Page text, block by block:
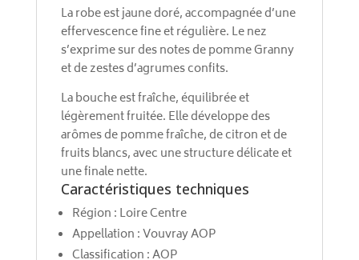
La robe est jaune doré, accompagnée d’une
effervescence fine et régulière. Le nez
s’exprime sur des notes de pomme Granny
et de zestes d’agrumes confits.
La bouche est fraîche, équilibrée et
légèrement fruitée. Elle développe des
arômes de pomme fraîche, de citron et de
fruits blancs, avec une structure délicate et
une finale nette.
Caractéristiques techniques
Région : Loire Centre
Appellation : Vouvray AOP
Classification : AOP